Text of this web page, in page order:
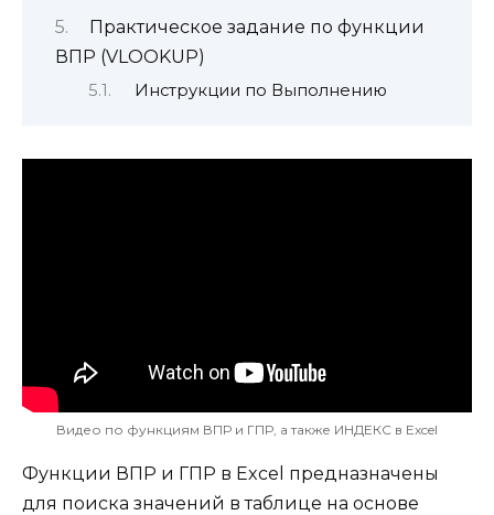
Практическое задание по функции
ВПР (VLOOKUP)
Инструкции по Выполнению
Видео по функциям ВПР и ГПР, а также ИНДЕКС в Excel
Функции ВПР и ГПР в Excel предназначены
для поиска значений в таблице на основе